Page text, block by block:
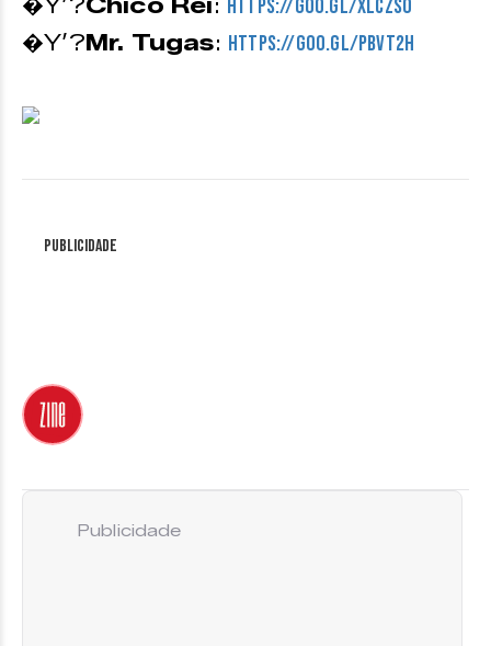
�Y’?Chico Rei: https://goo.gl/XlCzso
�Y’?Mr. Tugas: https://goo.gl/pbvt2H
Publicidade
Publicidade